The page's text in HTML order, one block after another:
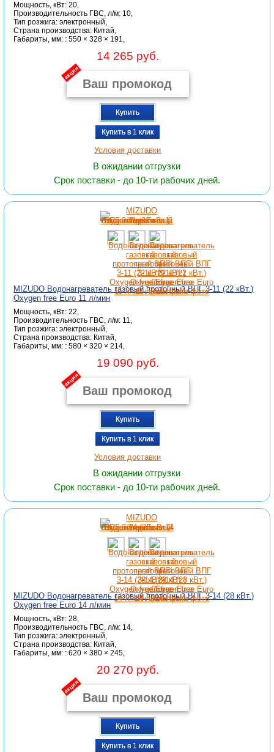
Мощность, кВт: 20,
Производительность ГВС, л/м: 10,
Тип розжига: электронный,
Страна производства: Китай,
Габариты, мм: : 550 × 328 × 191,
14 265 руб.
акция
Купить
Купить в 1 клик
Условия доставки
В ожидании отгрузки
Срок поставки - до 10-ти рабочих дней.
MIZUDO Водонагреватель газовый проточный ВПГ 3-11 (22 кВт.)
Oxygen free Euro 11 л/мин
Мощность, кВт: 22,
Производительность ГВС, л/м: 11,
Тип розжига: электронный,
Страна производства: Китай,
Габариты, мм: : 580 × 320 × 214,
19 090 руб.
акция
Купить
Купить в 1 клик
Условия доставки
В ожидании отгрузки
Срок поставки - до 10-ти рабочих дней.
MIZUDO Водонагреватель газовый проточный ВПГ 3-14 (28 кВт.)
Oxygen free Euro 14 л/мин
Мощность, кВт: 28,
Производительность ГВС, л/м: 14,
Тип розжига: электронный,
Страна производства: Китай,
Габариты, мм: : 620 × 380 × 245,
20 270 руб.
акция
Купить
Купить в 1 клик